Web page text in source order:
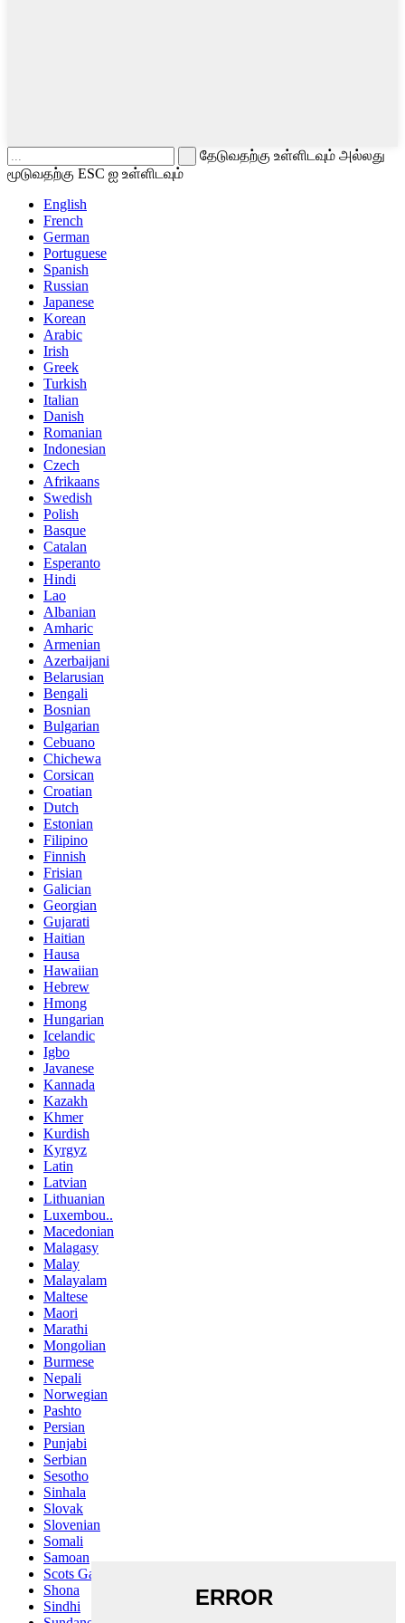
தேடுவதற்கு உள்ளிடவும் அல்லது
மூடுவதற்கு ESC ஐ உள்ளிடவும்
English
French
German
Portuguese
Spanish
Russian
Japanese
Korean
Arabic
Irish
Greek
Turkish
Italian
Danish
Romanian
Indonesian
Czech
Afrikaans
Swedish
Polish
Basque
Catalan
Esperanto
Hindi
Lao
Albanian
Amharic
Armenian
Azerbaijani
Belarusian
Bengali
Bosnian
Bulgarian
Cebuano
Chichewa
Corsican
Croatian
Dutch
Estonian
Filipino
Finnish
Frisian
Galician
Georgian
Gujarati
Haitian
Hausa
Hawaiian
Hebrew
Hmong
Hungarian
Icelandic
Igbo
Javanese
Kannada
Kazakh
Khmer
Kurdish
Kyrgyz
Latin
Latvian
Lithuanian
Luxembou..
Macedonian
Malagasy
Malay
Malayalam
Maltese
Maori
Marathi
Mongolian
Burmese
Nepali
Norwegian
Pashto
Persian
Punjabi
Serbian
Sesotho
Sinhala
Slovak
Slovenian
Somali
Samoan
Scots Gaelic
Shona
Sindhi